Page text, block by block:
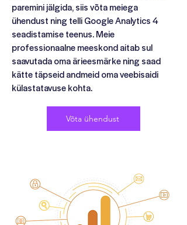
paremini jälgida, siis võta meiega
ühendust ning telli Google Analytics 4
seadistamise teenus. Meie
professionaalne meeskond aitab sul
saavutada oma ärieesmärke ning saad
kätte täpseid andmeid oma veebisaidi
külastatavuse kohta.
Võta ühendust